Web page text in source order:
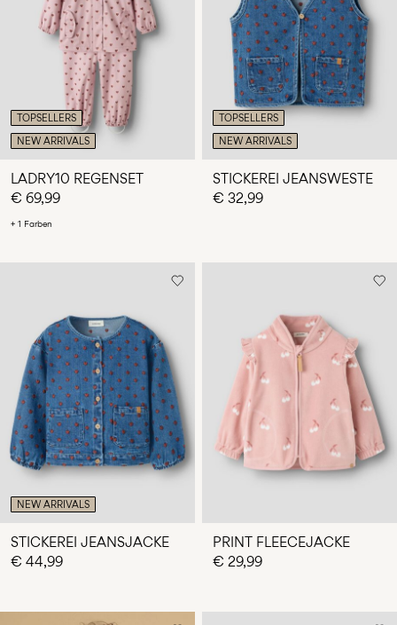
TOPSELLERS
NEW ARRIVALS
LADRY10 REGENSET
€ 69,99
+ 1 Farben
TOPSELLERS
NEW ARRIVALS
STICKEREI JEANSWESTE
€ 32,99
NEW ARRIVALS
STICKEREI JEANSJACKE
€ 44,99
PRINT FLEECEJACKE
€ 29,99